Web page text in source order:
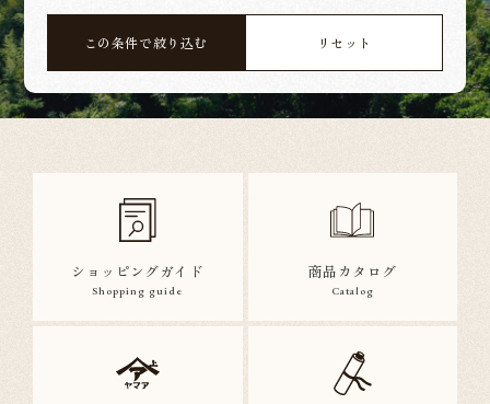
この条件で絞り込む リセット
ショッピングガイド
Shopping guide
商品カタログ
Catalog